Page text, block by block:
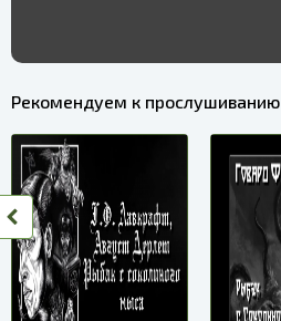
Рекомендуем к прослушиванию